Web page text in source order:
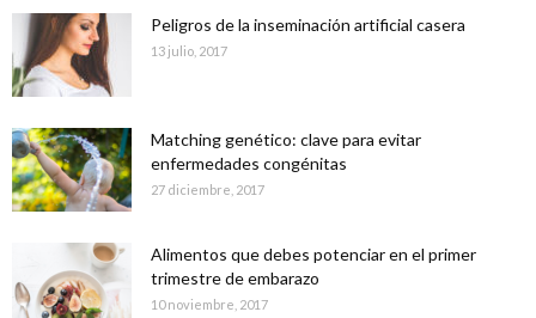
Peligros de la inseminación artificial casera
13 julio, 2017
Matching genético: clave para evitar
enfermedades congénitas
27 diciembre, 2017
Alimentos que debes potenciar en el primer
trimestre de embarazo
10 noviembre, 2017